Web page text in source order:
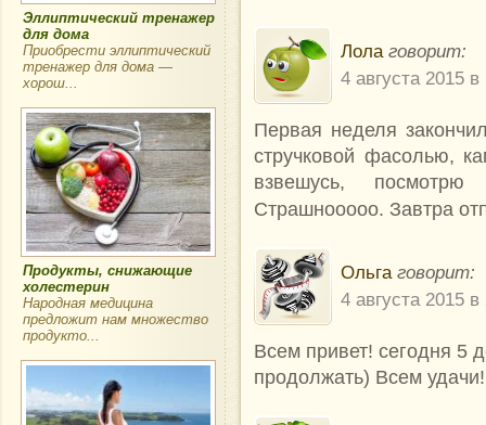
Эллиптический тренажер
для дома
Приобрести эллиптический
тренажер для дома —
хорош...
Продукты, снижающие
холестерин
Народная медицина
предложит нам множество
продукто...
Лола говорит:
4 августа 2015 в
Первая неделя
стручковой фасолью,
взвешусь,
Страшнооооо. Завтра
Ольга говорит:
4 августа 2015 в
Всем привет! сегодня 5
продолжать) Всем удачи!